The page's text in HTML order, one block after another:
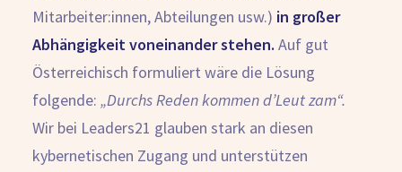
Mitarbeiter:innen, Abteilungen usw.) in großer
Abhängigkeit voneinander stehen. Auf gut
Österreichisch formuliert wäre die Lösung
folgende: „Durchs Reden kommen d’Leut zam“.
Wir bei Leaders21 glauben stark an diesen
kybernetischen Zugang und unterstützen